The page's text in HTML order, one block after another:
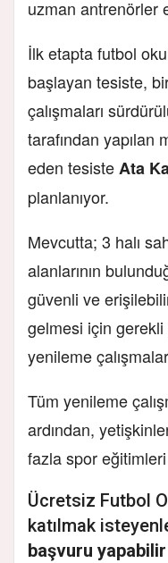
uzman antrenörler
İlk etapta futbol
başlayan tesiste,
çalışmaları
tarafından yapılan
eden tesisteAta
planlanıyor.
Mevcutta; 3 halı
alanlarının
güvenli ve
gelmesi için gerekli
yenileme
Tüm yenileme
ardından,
fazla spor
Ücretsiz Futbol
katılmak
başvuru yapabilir